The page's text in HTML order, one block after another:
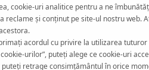
Unelte noi în gama de
RITMO PRISMA
SPIDER 125
cookie-uri analitice pentru a ne
reclame și conținut pe site-ul nostru web.
acordul cu privire la utilizarea
urilor”, puteți alege ce cookie-uri
retrage consimțământul în orice